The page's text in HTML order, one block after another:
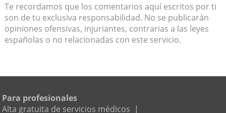
Te recordamos que los comentarios aquí escritos por ti
son de tu exclusiva responsabilidad. No se publicarán
opiniones ofensivas, injuriantes, contrarias a las leyes
españolas o no relacionadas con este servicio.
Para profesionales
Alta gratuita de servicios médicos |